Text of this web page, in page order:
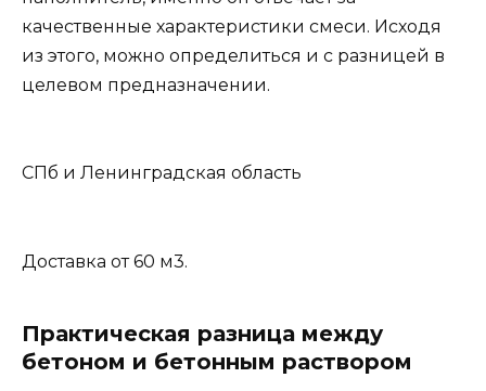
качественные характеристики смеси. Исходя
из этого, можно определиться и с разницей в
целевом предназначении.
СПб и Ленинградская область
Доставка от 60 м3.
Практическая разница между
бетоном и бетонным раствором